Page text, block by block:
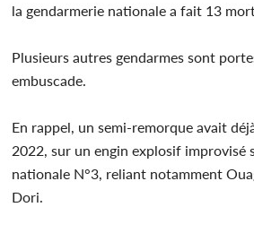
la gendarmerie nationale a fait 13
Plusieurs autres gendarmes sont
embuscade.
En rappel, un semi-remorque avait
2022, sur un engin explosif improvisé
nationale N°3, reliant notamment
Dori.